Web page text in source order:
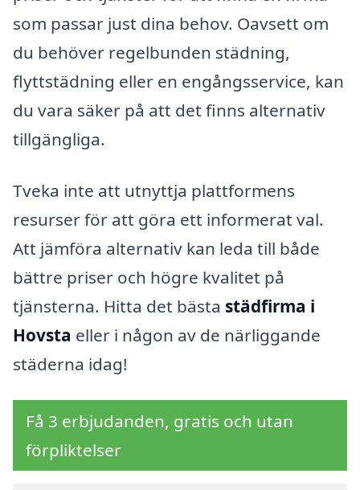
som passar just dina behov. Oavsett om
du behöver regelbunden städning,
flyttstädning eller en engångsservice, kan
du vara säker på att det finns alternativ
tillgängliga.
Tveka inte att utnyttja plattformens
resurser för att göra ett informerat val.
Att jämföra alternativ kan leda till både
bättre priser och högre kvalitet på
tjänsterna. Hitta det bästa städfirma i
Hovsta eller i någon av de närliggande
städerna idag!
Få 3 erbjudanden, gratis och utan
förpliktelser